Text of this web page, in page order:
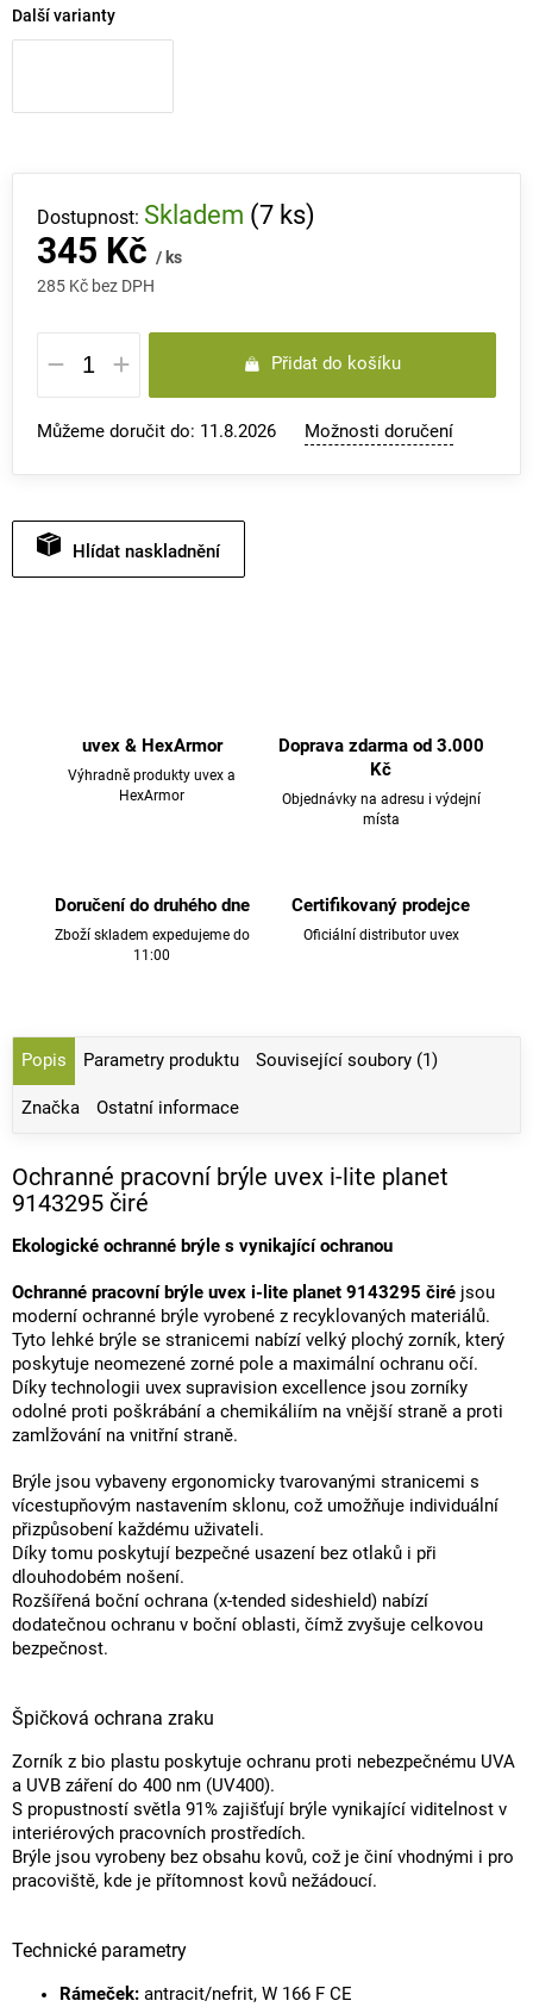
Další varianty
345 Kč / ks
285 Kč bez DPH
Měrná
cena:
Skladem (7 ks)
Přidat do košíku
Můžeme doručit do: 11.8.2026 Možnosti doručení
Hlídat
uvex & HexArmor
Výhradně produkty uvex a
HexArmor
Doprava zdarma od 3.000
Kč
Objednávky na adresu i výdejní
místa
Doručení do druhého dne
Zboží skladem expedujeme do
11:00
Certifikovaný prodejce
Oficiální distributor uvex
Popis Parametry produktu Související soubory (1)
Značka Ostatní informace
Ochranné pracovní brýle uvex i-lite planet
9143295 čiré
Ekologické ochranné brýle s vynikající ochranou
Ochranné pracovní brýle uvex i-lite planet 9143295 čiré jsou
moderní ochranné brýle vyrobené z recyklovaných materiálů.
Tyto lehké brýle se stranicemi nabízí velký plochý zorník, který
poskytuje neomezené zorné pole a maximální ochranu očí.
Díky technologii uvex supravision excellence jsou zorníky
odolné proti poškrábání a chemikáliím na vnější straně a proti
zamlžování na vnitřní straně.
Brýle jsou vybaveny ergonomicky tvarovanými stranicemi s
vícestupňovým nastavením sklonu, což umožňuje individuální
přizpůsobení každému uživateli.
Díky tomu poskytují bezpečné usazení bez otlaků i při
dlouhodobém nošení.
Rozšířená boční ochrana (x-tended sideshield) nabízí
dodatečnou ochranu v boční oblasti, čímž zvyšuje celkovou
bezpečnost.
Špičková ochrana zraku
Zorník z bio plastu poskytuje ochranu proti nebezpečnému UVA
a UVB záření do 400 nm (UV400).
S propustností světla 91% zajišťují brýle vynikající viditelnost v
interiérových pracovních prostředích.
Brýle jsou vyrobeny bez obsahu kovů, což je činí vhodnými i pro
pracoviště, kde je přítomnost kovů nežádoucí.
Technické parametry
Rámeček: antracit/nefrit, W 166 F CE